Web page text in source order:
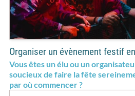
Organiser un évènement festif
Vous êtes un élu ou un
soucieux de faire la fête
par où commencer ?